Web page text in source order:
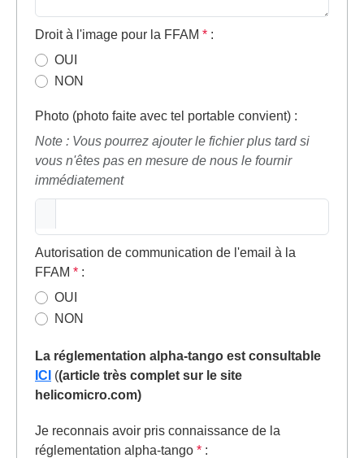
Droit à l'image pour la FFAM * :
OUI
NON
Photo (photo faite avec tel portable convient) :
Note : Vous pourrez ajouter le fichier plus tard si
vous n'êtes pas en mesure de nous le fournir
immédiatement
Autorisation de communication de l'email à la
FFAM * :
OUI
NON
La réglementation alpha-tango est consultable
ICI ((article très complet sur le site
helicomicro.com)
Je reconnais avoir pris connaissance de la
réglementation alpha-tango * :